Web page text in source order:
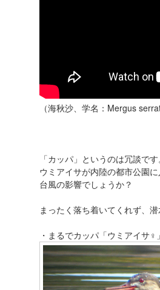
（海秋沙、学名：Mergus
「カッパ」というのは冗談で
ウミアイサが内陸の都市公園に
台風の影響でしょうか？
まったく落ち着いてくれず、
・まるでカッパ「ウミアイサ♀」